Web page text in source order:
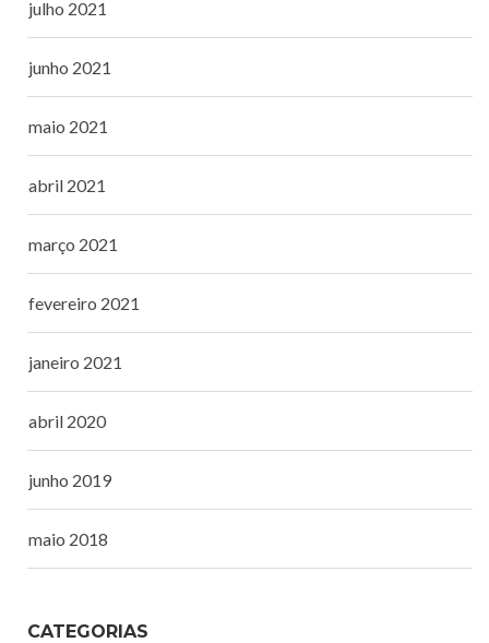
julho 2021
junho 2021
maio 2021
abril 2021
março 2021
fevereiro 2021
janeiro 2021
abril 2020
junho 2019
maio 2018
CATEGORIAS